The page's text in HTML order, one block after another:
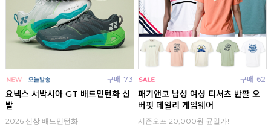
구매 73
요넥스 서박시아 GT 배드민턴화 신
발
2026 신상 배드민턴화
구매 62
패기앤코 남성 여성 티셔츠 반팔 오
버핏 데일리 게임웨어
시즌오프 20,000원 균일가!